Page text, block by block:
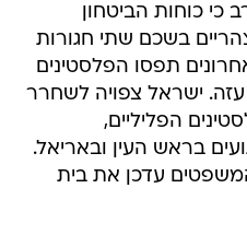
כי כוחות הביטחון
בשכם שתי חגורות
תפסו הפלסטינים
ישראל צפויה לשחרר
הפלסטינים הפליליים,
בראש העין ובאריאל.
עדכן את בית